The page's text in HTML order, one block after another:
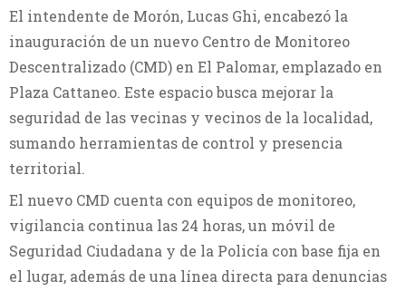
El intendente de Morón, Lucas Ghi, encabezó la
inauguración de un nuevo Centro de Monitoreo
Descentralizado (CMD) en El Palomar, emplazado en
Plaza Cattaneo. Este espacio busca mejorar la
seguridad de las vecinas y vecinos de la localidad,
sumando herramientas de control y presencia
territorial.
El nuevo CMD cuenta con equipos de monitoreo,
vigilancia continua las 24 horas, un móvil de
Seguridad Ciudadana y de la Policía con base fija en
el lugar, además de una línea directa para denuncias